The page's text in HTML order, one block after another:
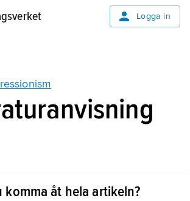
Logga in
The Triumph of
komma åt hela artikeln?